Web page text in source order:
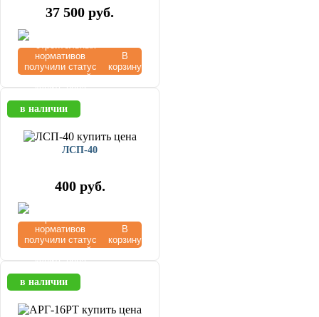
37 500 руб.
В
корзину
в наличии
ЛСП-40
400 руб.
В
корзину
в наличии